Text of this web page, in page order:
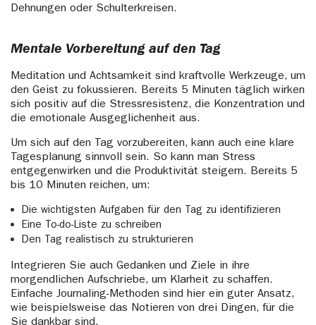
Dehnungen oder Schulterkreisen.
Mentale Vorbereitung auf den Tag
Meditation und Achtsamkeit sind kraftvolle Werkzeuge, um
den Geist zu fokussieren. Bereits 5 Minuten täglich wirken
sich positiv auf die Stressresistenz, die Konzentration und
die emotionale Ausgeglichenheit aus.
Um sich auf den Tag vorzubereiten, kann auch eine klare
Tagesplanung sinnvoll sein. So kann man Stress
entgegenwirken und die Produktivität steigern. Bereits 5
bis 10 Minuten reichen, um:
Die wichtigsten Aufgaben für den Tag zu identifizieren
Eine To-do-Liste zu schreiben
Den Tag realistisch zu strukturieren
Integrieren Sie auch Gedanken und Ziele in ihre
morgendlichen Aufschriebe, um Klarheit zu schaffen.
Einfache Journaling-Methoden sind hier ein guter Ansatz,
wie beispielsweise das Notieren von drei Dingen, für die